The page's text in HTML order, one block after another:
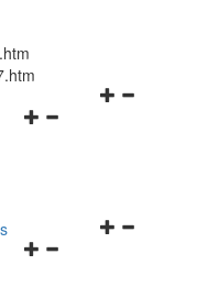
Navigationsmenü
Navigationsmenü